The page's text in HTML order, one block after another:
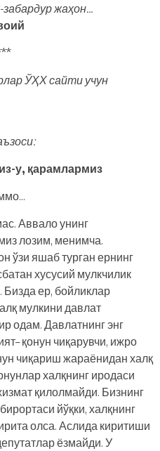
забардур жаҳон…
ЎҲХ сайти учун
у, қарамлармиз
Аввало унинг
лозим, менимча.
ўзи яшаб турган ернинг
хусусий мулкчилик
Бизда ер, бойликлар
мулкини давлат
одам. Давлатнинг энг
қонун чиқарувчи, ижро
чиқариш жараёнидан халқ
халқнинг иродаси
қилолмайди. Бизнинг
йўқки, халқнинг
олса. Аслида киритиши
ёзмайди. У